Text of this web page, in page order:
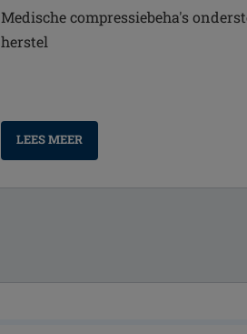
Medische compressiebeha's
herstel
LEES MEER